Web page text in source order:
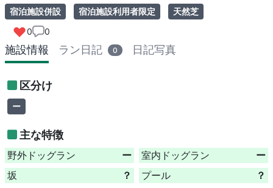
宿泊施設併設 宿泊施設利用者限定
天然芝
0
0
施設情報 ラン日記 0 日記写真
区分け
ー
主な特徴
野外ドッグラン ー 室内ドッグラン
ー
坂
？ プール
？